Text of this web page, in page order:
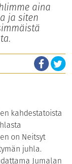
aina
ja siten
kahdestatoista
on Neitsyt
juhla.
Jumalan